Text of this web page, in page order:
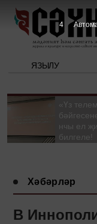
ЯЗЫЛУ
«Үз
нчы ел
билгеле!
Хәбәрләр
В
3